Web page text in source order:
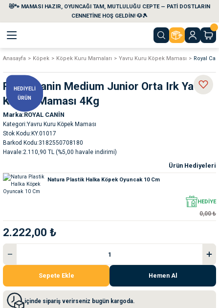
😻🐾 MAMASI HAZIR, OYUNCAĞI TAM, MUTLULUĞU CEPTE — PATİ DOSTLARIN
CENNETİNE HOŞ GELDİN! 🐶🎾
Geri Dön
Geri Dön
Temizlik Ürünleri
Geri Dön
Geri Dön
Geri Dön
Geri Dön
Anasayfa Köpek Köpek Kuru Mamaları Yavru Kuru Köpek Maması Royal
HEDİYELİ
ÜRÜN
Royal Canin Medium Junior Orta Irk Yavru
Köpek Maması 4Kg
Marka ROYAL CANİN
Kategori Yavru Kuru Köpek Maması
Stok Kodu KY.01017
Barkod Kodu 3182550708180
Havale 2.110,90 TL (%5,00 havale indirimi)
Ürün Hediyeleri
Natura Plastik Halka Köpek Oyuncak 10 Cm
HEDİYE
0,00 ₺
2.222,00 ₺
Sepete Ekle Hemen Al
içinde sipariş verirseniz bugün kargoda.